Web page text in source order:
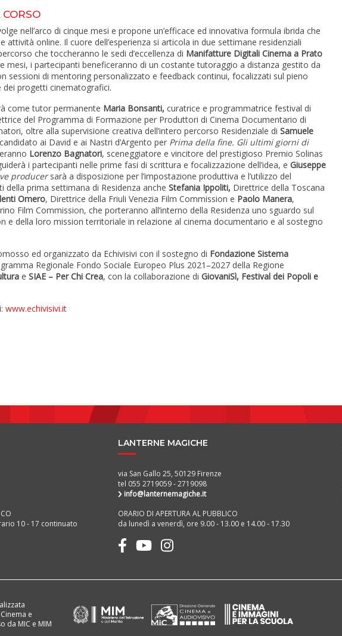
nell’arco di cinque mesi e propone un’efficace ed innovativa formula ibrida che
attività online. Il cuore dell’esperienza si articola in due settimane residenziali
che toccheranno le sedi d’eccellenza di Manifatture Digitali Cinema a Prato
mesi, i partecipanti beneficeranno di un costante tutoraggio a distanza gestito da
sessioni di mentoring personalizzato e feedback continui, focalizzati sul pieno
dei progetti cinematografici.
come tutor permanente Maria Bonsanti, curatrice e programmatrice festival di
del Programma di Formazione per Produttori di Cinema Documentario di
oltre alla supervisione creativa dell’intero percorso Residenziale di Samuele
ai David e ai Nastri d’Argento per Prima della fine. Gli ultimi giorni di
Lorenzo Bagnatori, sceneggiatore e vincitore del prestigioso Premio Solinas
i partecipanti nelle prime fasi di scrittura e focalizzazione dell’idea, e Giuseppe
producersarà a disposizione per l’impostazione produttiva e l’utilizzo del
della prima settimana di Residenza anche Stefania Ippoliti, Direttrice della Toscana
Omero, Direttrice della Friuli Venezia Film Commission e Paolo Manera,
Film Commission, che porteranno all’interno della Residenza uno sguardo sul
e della loro mission territoriale in relazione al cinema documentario e al sostegno
ed organizzato da Echivisivi con il sostegno di Fondazione Sistema
Regionale Fondo Sociale Europeo Plus 2021–2027 della Regione
e SIAE – Per Chi Crea, con la collaborazione di GiovaniSì, Festival dei Popoli e
www.echivisivi.it
10 - 17 continuato
LANTERNE MAGICHE
via San Gallo 25, 50129 Firenze
tel 055 2719059 - 2719098
info@lanternemagiche.it
ORARIO DI APERTURA AL PUBBLICO
da lunedì a venerdì, ore 9.00 - 13.00 e 14.00 - 17.30
e
da MIC e MIM